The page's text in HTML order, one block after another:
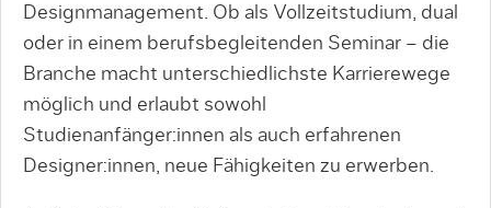
Designmanagement. Ob als Vollzeitstudium, dual
oder in einem berufsbegleitenden Seminar – die
Branche macht unterschiedlichste Karrierewege
möglich und erlaubt sowohl
Studienanfänger:innen als auch erfahrenen
Designer:innen, neue Fähigkeiten zu erwerben.